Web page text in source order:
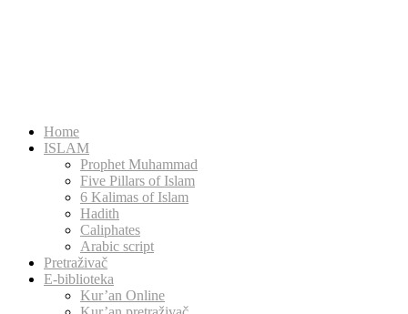
Home
ISLAM
Prophet Muhammad
Five Pillars of Islam
6 Kalimas of Islam
Hadith
Caliphates
Arabic script
Pretraživač
E-biblioteka
Kur’an Online